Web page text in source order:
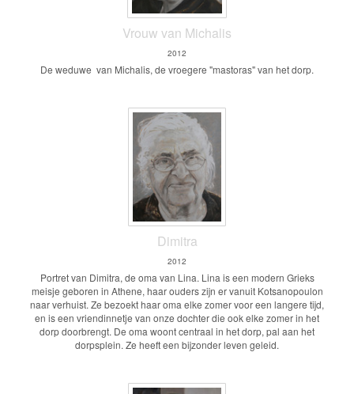
Vrouw van Michalis
2012
De weduwe van Michalis, de vroegere "mastoras" van het dorp.
Dimitra
2012
Portret van Dimitra, de oma van Lina. Lina is een modern Grieks
meisje geboren in Athene, haar ouders zijn er vanuit Kotsanopoulon
naar verhuist. Ze bezoekt haar oma elke zomer voor een langere tijd,
en is een vriendinnetje van onze dochter die ook elke zomer in het
dorp doorbrengt. De oma woont centraal in het dorp, pal aan het
dorpsplein. Ze heeft een bijzonder leven geleid.